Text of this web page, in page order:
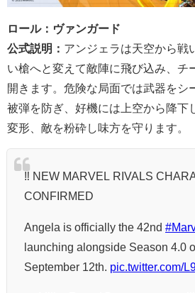
ロール：ヴァンガード
公式説明： アンジェラは天空から戦
い槍へと変えて敵陣に飛び込み、チ
開きます。危険な局面では武器をシ
被弾を防ぎ、好機には上空から降下
変形、敵を粉砕し味方を守ります。
‼️ NEW MARVEL RIVALS
CONFIRMED
Angela is officially the 42nd
launching alongside Season 4.0
September 12th. pic.twitter.com/